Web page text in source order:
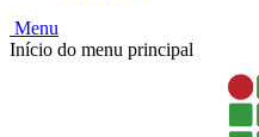
Menu
Início do menu principal